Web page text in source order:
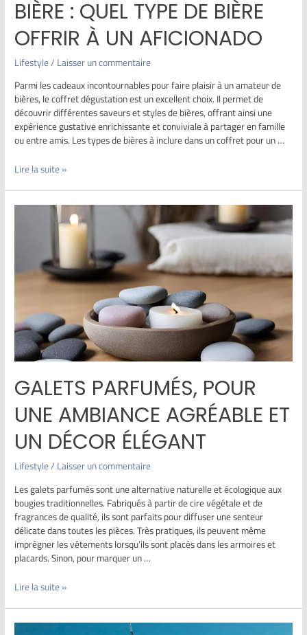
BIÈRE : QUEL TYPE DE BIÈRE
OFFRIR À UN AFICIONADO
Lifestyle/Laisser un commentaire
Parmi les cadeaux incontournables pour faire plaisir à un amateur de
bières, le coffret dégustation est un excellent choix. Il permet de
découvrir différentes saveurs et styles de bières, offrant ainsi une
expérience gustative enrichissante et conviviale à partager en famille
ou entre amis. Les types de bières à inclure dans un coffret pour un …
Lire la suite »
GALETS PARFUMÉS, POUR
UNE AMBIANCE AGRÉABLE ET
UN DÉCOR ÉLÉGANT
Lifestyle/Laisser un commentaire
Les galets parfumés sont une alternative naturelle et écologique aux
bougies traditionnelles. Fabriqués à partir de cire végétale et de
fragrances de qualité, ils sont parfaits pour diffuser une senteur
délicate dans toutes les pièces. Très pratiques, ils peuvent même
imprégner les vêtements lorsqu’ils sont placés dans les armoires et
placards. Sinon, pour marquer un …
Lire la suite »